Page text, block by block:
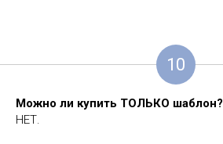
10
Можно ли купить ТОЛЬКО шаблон?
НЕТ.